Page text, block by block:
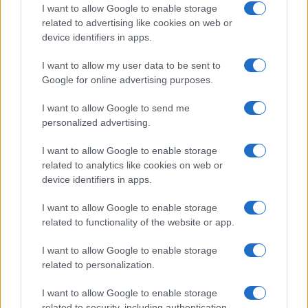
I want to allow Google to enable storage
related to advertising like cookies on web or
device identifiers in apps.
I want to allow my user data to be sent to
Google for online advertising purposes.
I want to allow Google to send me
personalized advertising.
I want to allow Google to enable storage
related to analytics like cookies on web or
device identifiers in apps.
I want to allow Google to enable storage
related to functionality of the website or app.
I want to allow Google to enable storage
related to personalization.
I want to allow Google to enable storage
antica, di ricchissimo lascito orale, germina in
nuove forme e nuove sensibilità, origina il canto
Francia mentre in fondo all’Italia Giacomo da
Lentini inventa il sonetto e quindi san Francesco e
il Cantico delle Creature, Iacopone e le laudi, ed è
già Dante e la strada è tracciata ed è una strada
sontuosa, irripetibile e irreperibile altrove
nell’universo.Forse la cultura tradizionalista
non si dica di destra, non la si targhi per forza,
dovrebbe recuperare, se ancora è in grado, questo
lascito intellettuale e artistico invece di lasciarlo
sinistra:ma la destra si va poppizzando in
modo indecente e servile
nel solito retaggio delle truci memorie che ancora